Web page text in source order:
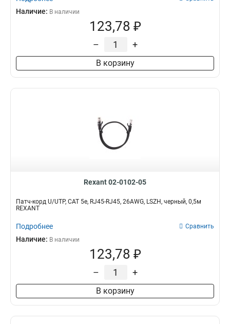
Наличие: В наличии
123,78 ₽
– +
В корзину
Rexant 02-0102-05
Патч-корд U/UTP, CAT 5e, RJ45-RJ45, 26AWG, LSZH, черный, 0,5м
REXANT
Подробнее Сравнить
Наличие: В наличии
123,78 ₽
– +
В корзину